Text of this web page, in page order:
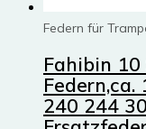
Federn für
Fahibin
240 244